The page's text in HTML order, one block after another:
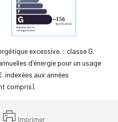
excessive. : classe G.
d'énergie pour un usage
aux années
compris).
Imprimer